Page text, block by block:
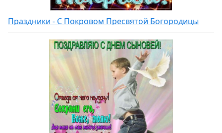
Праздники - С Покровом Пресвятой Богородицы